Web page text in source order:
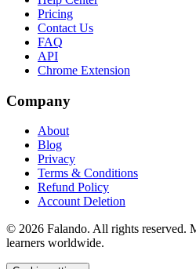
Pricing
Contact Us
FAQ
API
Chrome Extension
Company
About
Blog
Privacy
Terms & Conditions
Refund Policy
Account Deletion
© 2026 Falando. All rights reserved.
learners worldwide.